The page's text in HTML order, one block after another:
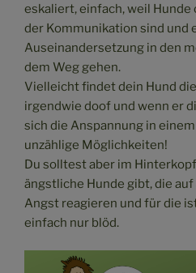
eskaliert, einfach, weil
der Kommunikation sind und
Auseinandersetzung in den
dem Weg gehen.
Vielleicht findet dein Hund
irgendwie doof und wenn er
sich die Anspannung in
unzählige Möglichkeiten!
Du solltest aber im
ängstliche Hunde gibt, die
Angst reagieren und für die
einfach nur blöd.